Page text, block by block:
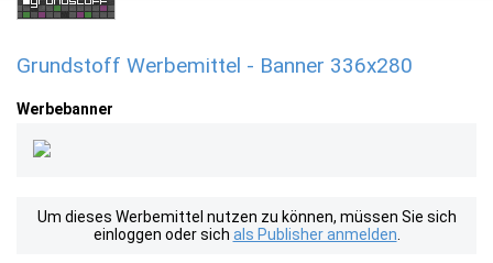
Grundstoff Werbemittel - Banner 336x280
Werbebanner
Um dieses Werbemittel nutzen zu können, müssen Sie sich
einloggen oder sich als Publisher anmelden